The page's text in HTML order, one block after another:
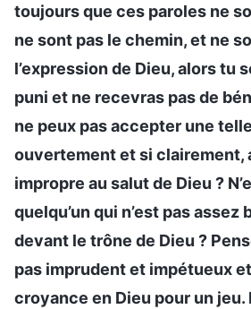
toujours que ces paroles ne
ne sont pas le chemin, et ne
l’expression de Dieu, alors tu
puni et ne recevras pas de
ne peux pas accepter une
ouvertement et si clairement,
impropre au salut de Dieu ?
quelqu’un qui n’est pas
devant le trône de Dieu ?
pas imprudent et impétueux
croyance en Dieu pour un jeu.